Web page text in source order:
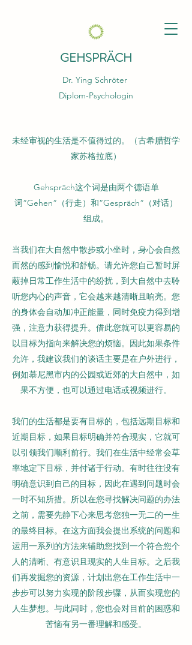
GEHSPRÄCH
Dr. Ying Schröter
Diplom-Psychologin
未经审视的生活是不值得过的。（古希腊哲学
家苏格拉底）
Gehspräch这个词是由两个德语单
词“Gehen“（行走）和“Gespräch“（对话）
组成。
当我们在大自然中散步或小坐时，身心会自然
而然的感到愉悦和舒畅。请允许您自己暂时屏
蔽掉日常工作生活中的纷扰，到大自然中去聆
听您内心的声音，它会越来越清晰且响亮。您
的身体会自动加冲正能量，同时免疫力得到增
强，注意力获得提升。借此您就可以更容易的
以目标为指向来解决您的烦恼。因此如果条件
允许，我建议我们的谈话主要是在户外进行，
例如慕尼黑市内的公园或近郊的大自然中，如
果不方便，也可以通过电话或视频进行。
我们的生活都是要有目标的，包括远期目标和
近期目标，如果目标明确并符合现实，它就可
以引领我们顺利前行。我们在生活中经常会草
率地定下目标，并付诸于行动。有时往往没有
明确意识到自己的目标，因此在遇到问题时会
一时不知所措。所以在您寻找解决问题的办法
之前，需要先静下心来思考您独一无二的一生
的最终目标。在这方面我会提出系统的问题和
运用一系列的方法来辅助您找到一个符合您个
人的清晰、有意识且现实的人生目标。之后我
们再发掘您的资源，计划出您在工作生活中一
步步可以努力实现的阶段步骤，从而实现您的
人生梦想。与此同时，您也会对目前的困惑和
苦恼有另一番理解和感受。